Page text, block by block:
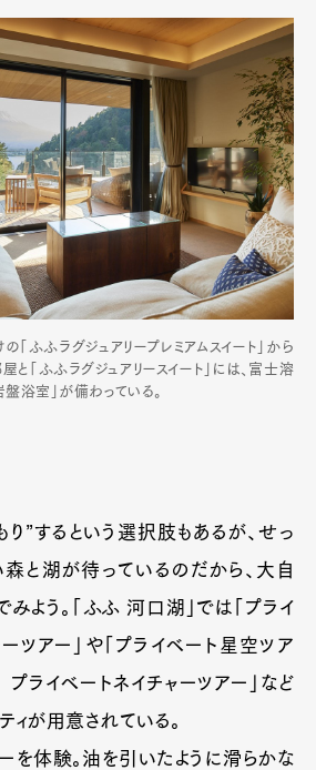
WatchFashion
GourmetCars
CultureLifestyle
Magazine
About
Contact
Pen Meet
「ふふラグジュアリープレミアムスイート」から
と「ふふラグジュアリースイート」には、富士溶
浴室」が備わっている。
り”するという選択肢もあるが、せっ
と湖が待っているのだから、大自
よう。「ふふ 河口湖」では「プライ
ツアー」や「プライベート星空ツア
ライベートネイチャーツアー」など
ィが用意されている。
を体験。油を引いたように滑らかな